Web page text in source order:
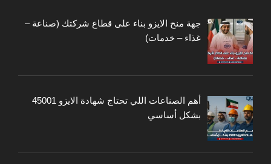
جهة منح الايزو بناء على قطاع شركتك (صناعة –
غذاء – خدمات)
أهم الصناعات اللي تحتاج شهادة الايزو 45001
بشكل أساسي